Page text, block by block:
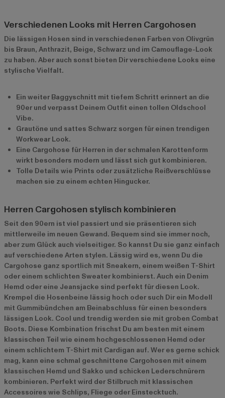
Verschiedenen Looks mit Herren Cargohosen
Die lässigen Hosen sind in verschiedenen Farben von Olivgrün
bis Braun, Anthrazit, Beige, Schwarz und im Camouflage-Look
zu haben. Aber auch sonst bieten Dir verschiedene Looks eine
stylische Vielfalt.
Ein weiter Baggyschnitt mit tiefem Schritt erinnert an die
90er und verpasst Deinem Outfit einen tollen Oldschool
Vibe.
Grautöne und sattes Schwarz sorgen für einen trendigen
Workwear Look.
Eine Cargohose für Herren in der schmalen Karottenform
wirkt besonders modern und lässt sich gut kombinieren.
Tolle Details wie Prints oder zusätzliche Reißverschlüsse
machen sie zu einem echten Hingucker.
Herren Cargohosen stylisch kombinieren
Seit den 90ern ist viel passiert und sie präsentieren sich
mittlerweile im neuen Gewand. Bequem sind sie immer noch,
aber zum Glück auch vielseitiger. So kannst Du sie ganz einfach
auf verschiedene Arten stylen. Lässig wird es, wenn Du die
Cargohose ganz sportlich mit Sneakern, einem weißen T-Shirt
oder einem schlichten Sweater kombinierst. Auch ein Denim
Hemd oder eine Jeansjacke sind perfekt für diesen Look.
Krempel die Hosenbeine lässig hoch oder such Dir ein Modell
mit Gummibündchen am Beinabschluss für einen besonders
lässigen Look. Cool und trendig werden sie mit groben Combat
Boots. Diese Kombination frischst Du am besten mit einem
klassischen Teil wie einem hochgeschlossenen Hemd oder
einem schlichtem T-Shirt mit Cardigan auf. Wer es gerne schick
mag, kann eine schmal geschnittene Cargohosen mit einem
klassischen Hemd und Sakko und schicken Lederschnürern
kombinieren. Perfekt wird der Stilbruch mit klassischen
Accessoires wie Schlips, Fliege oder Einstecktuch.